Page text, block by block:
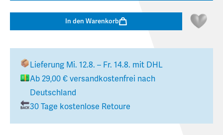
In den Warenkorb
Lieferung Mi. 12.8. – Fr. 14.8. mit DHL
Ab 29,00 € versandkostenfrei nach
Deutschland
30 Tage kostenlose Retoure